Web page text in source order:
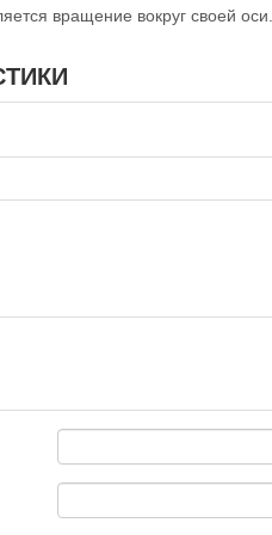
Груз-
Груз-
Груз-
вращение вокруг своей оси.